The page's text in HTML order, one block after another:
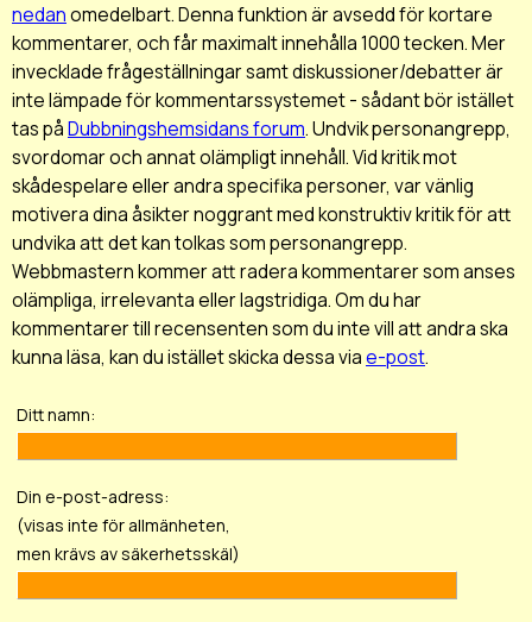
nedanomedelbart. Denna funktion är avsedd för kortare
kommentarer, och får maximalt innehålla 1000 tecken. Mer
invecklade frågeställningar samt diskussioner/debatter är
inte lämpade för kommentarssystemet - sådant bör istället
tas påDubbningshemsidans forum. Undvik personangrepp,
svordomar och annat olämpligt innehåll. Vid kritik mot
skådespelare eller andra specifika personer, var vänlig
motivera dina åsikter noggrant med konstruktiv kritik för att
undvika att det kan tolkas som personangrepp.
Webbmastern kommer att radera kommentarer som anses
olämpliga, irrelevanta eller lagstridiga. Om du har
kommentarer till recensenten som du inte vill att andra ska
kunna läsa, kan du istället skicka dessa viae-post.
Ditt namn:
Din e-post-adress:
(visas inte för allmänheten,
men krävs av säkerhetsskäl)